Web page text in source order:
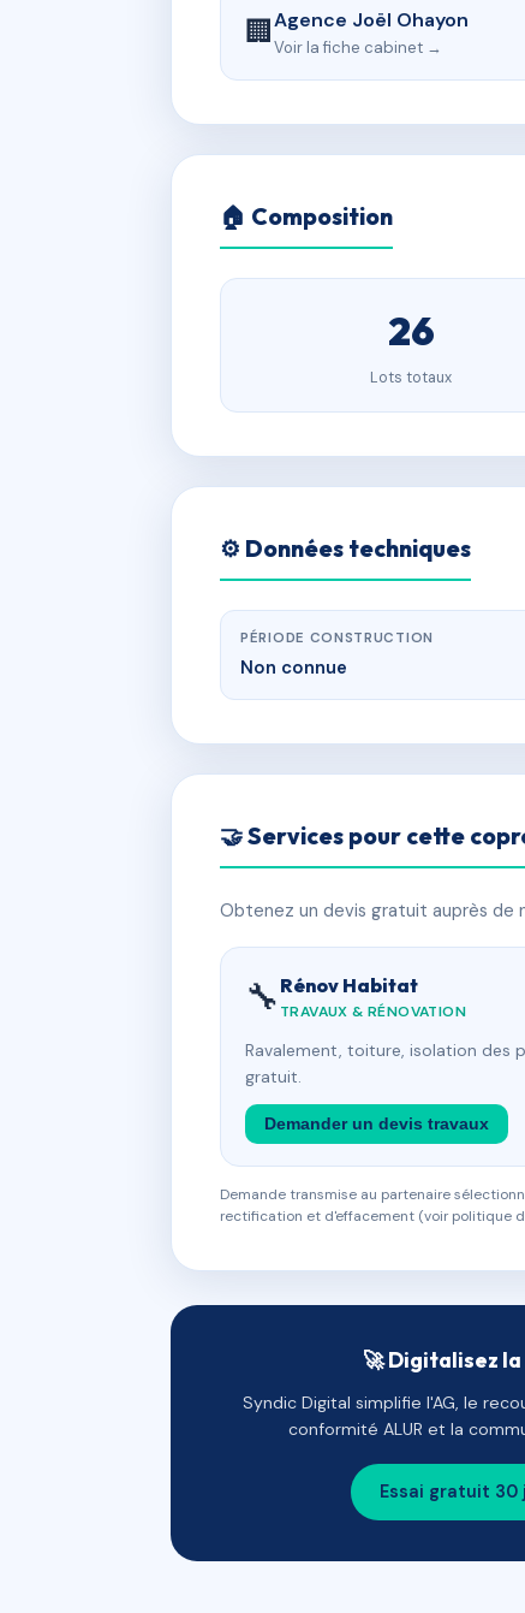
🏢Agence Joël Ohayon
Voir la fiche cabinet →
🏠 Composition
26
Lots totaux
⚙️ Données techniques
PÉRIODE CONSTRUCTION
Non connue
🤝 Services pour cette
Obtenez un devis gratuit auprès de
🔧 Rénov Habitat
TRAVAUX & RÉNOVATION
Ravalement, toiture, isolation des
gratuit.
Demander un devis travaux
Demande transmise au partenaire
rectification et d'effacement (voir politique
🚀 Digitalisez
Syndic Digital simplifie l'AG, le
conformité ALUR et la
Essai gratuit 30